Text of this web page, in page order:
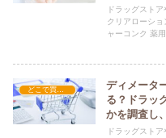
す。
ドラッグスト
クリアローシ
ャーコンク 薬
ディメータ
る？ドラッ
かを調査し
ドラッグスト